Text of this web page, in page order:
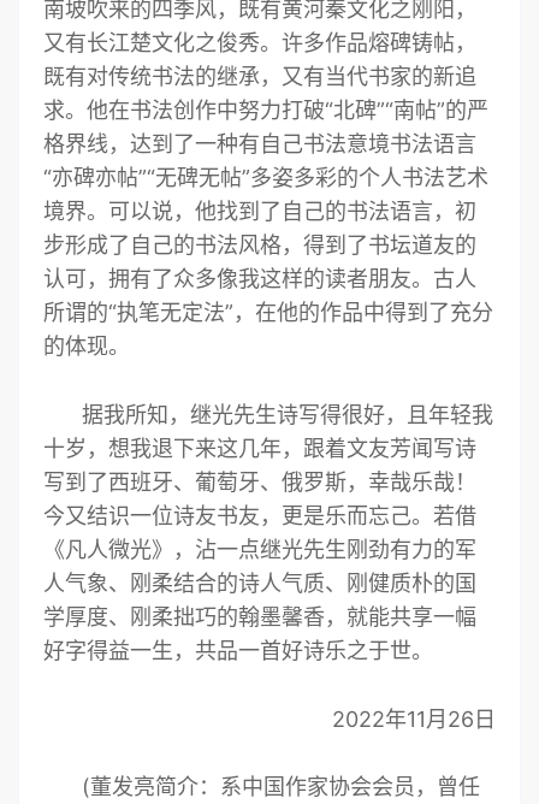
南坡吹来的四季风，既有黄河秦文化之刚阳，
又有长江楚文化之俊秀。许多作品熔碑铸帖，
既有对传统书法的继承，又有当代书家的新追
求。他在书法创作中努力打破“北碑”“南帖”的严
格界线，达到了一种有自己书法意境书法语言
“亦碑亦帖”“无碑无帖”多姿多彩的个人书法艺术
境界。可以说，他找到了自己的书法语言，初
步形成了自己的书法风格，得到了书坛道友的
认可，拥有了众多像我这样的读者朋友。古人
所谓的“执笔无定法”，在他的作品中得到了充分
的体现。
据我所知，继光先生诗写得很好，且年轻我
十岁，想我退下来这几年，跟着文友芳闻写诗
写到了西班牙、葡萄牙、俄罗斯，幸哉乐哉！
今又结识一位诗友书友，更是乐而忘己。若借
《凡人微光》，沾一点继光先生刚劲有力的军
人气象、刚柔结合的诗人气质、刚健质朴的国
学厚度、刚柔拙巧的翰墨馨香，就能共享一幅
好字得益一生，共品一首好诗乐之于世。
2022年11月26日
(董发亮简介：系中国作家协会会员，曾任